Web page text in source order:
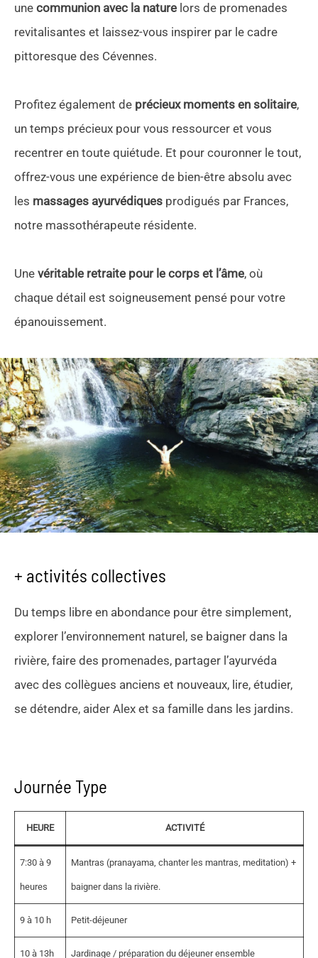
une communion avec la nature lors de promenades
revitalisantes et laissez-vous inspirer par le cadre
pittoresque des Cévennes.
Profitez également de précieux moments en solitaire,
un temps précieux pour vous ressourcer et vous
recentrer en toute quiétude. Et pour couronner le tout,
offrez-vous une expérience de bien-être absolu avec
les massages ayurvédiques prodigués par Frances,
notre massothérapeute résidente.
Une véritable retraite pour le corps et l’âme, où
chaque détail est soigneusement pensé pour votre
épanouissement.
+ activités collectives
Du temps libre en abondance pour être simplement,
explorer l’environnement naturel, se baigner dans la
rivière, faire des promenades, partager l’ayurvéda
avec des collègues anciens et nouveaux, lire, étudier,
se détendre, aider Alex et sa famille dans les jardins.
Journée Type
HEURE ACTIVITÉ
7:30 à 9
heures
Mantras (pranayama, chanter les mantras, meditation) +
baigner dans la rivière.
9 à 10 h Petit-déjeuner
10 à 13h Jardinage / préparation du déjeuner ensemble